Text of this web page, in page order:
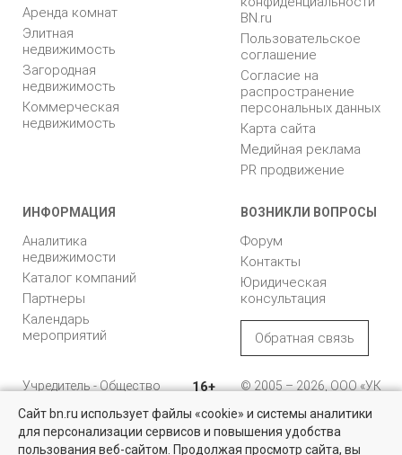
Найти квартиру - это просто!
Аренда комнат
Элитная
недвижимость
Загородная
недвижимость
Коммерческая
недвижимость
BN.ru
Пользовательское
соглашение
Согласие на
распространение
персональных данных
Карта сайта
Медийная реклама
PR продвижение
ИНФОРМАЦИЯ
Аналитика
недвижимости
Каталог компаний
Партнеры
Календарь
мероприятий
ВОЗНИКЛИ ВОПРОСЫ
Форум
Контакты
Юридическая
консультация
Обратная связь
Учредитель - Общество
ответственностью
"Управляющая
компания "Бюллетень
16+
© 2005 – 2026, ООО «УК
196105, Санкт-
Петербург, пр. Юрия
Сайт bn.ru использует файлы «cookie» и системы аналитики
для персонализации сервисов и повышения удобства
пользования веб-сайтом. Продолжая просмотр сайта, вы